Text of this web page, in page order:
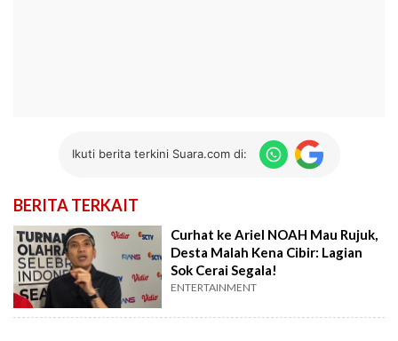
Ikuti berita terkini Suara.com di:
BERITA TERKAIT
Curhat ke Ariel NOAH Mau Rujuk,
Desta Malah Kena Cibir: Lagian
Sok Cerai Segala!
ENTERTAINMENT